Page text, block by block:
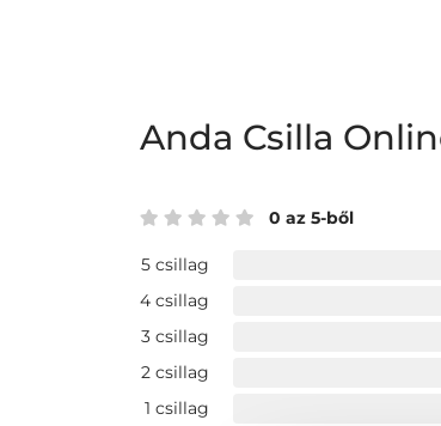
Anda Csilla
0 az 5-ből
5 csillag
4 csillag
3 csillag
2 csillag
1 csillag